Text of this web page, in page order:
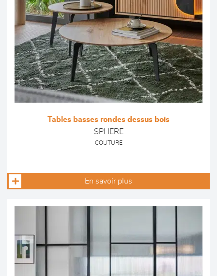
Tables basses rondes dessus bois
SPHERE
COUTURE
En savoir plus